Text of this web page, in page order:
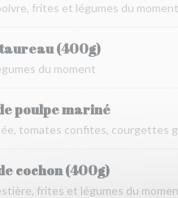
frites et légumes du moment
(400g)
du moment
poulpe mariné
tomates confites, courgettes
cochon (400g)
frites et légumes du